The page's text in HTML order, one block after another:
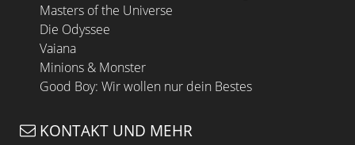
Masters of the Universe
Die Odyssee
Vaiana
Minions & Monster
Good Boy: Wir wollen nur dein Bestes
KONTAKT UND MEHR